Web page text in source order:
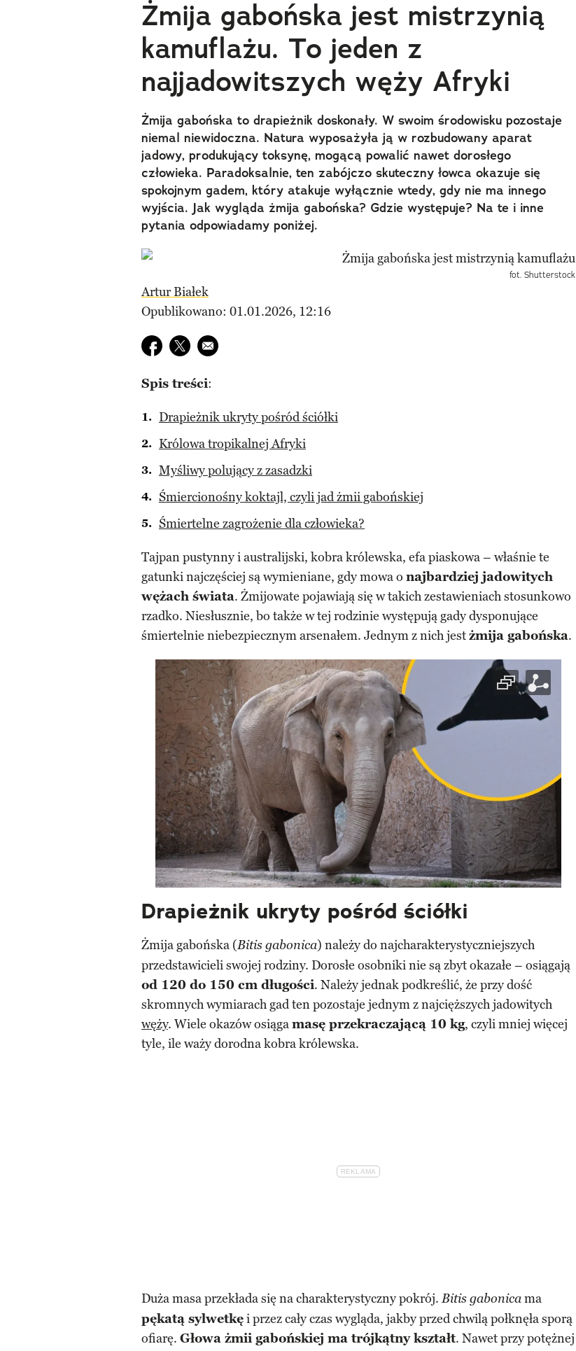
Żmija gabońska jest mistrzynią
kamuflażu. To jeden z
najjadowitszych węży Afryki
Żmija gabońska to drapieżnik doskonały. W swoim środowisku pozostaje
niemal niewidoczna. Natura wyposażyła ją w rozbudowany aparat
jadowy, produkujący toksynę, mogącą powalić nawet dorosłego
człowieka. Paradoksalnie, ten zabójczo skuteczny łowca okazuje się
spokojnym gadem, który atakuje wyłącznie wtedy, gdy nie ma innego
wyjścia. Jak wygląda żmija gabońska? Gdzie występuje? Na te i inne
pytania odpowiadamy poniżej.
fot. Shutterstock
Artur Białek
Opublikowano: 01.01.2026, 12:16
Udostępnij na facebook
Udostępnij na twitter
E-mail do przyjaciela
Spis treści:
Drapieżnik ukryty pośród ściółki
Królowa tropikalnej Afryki
Myśliwy polujący z zasadzki
Śmiercionośny koktajl, czyli jad żmii gabońskiej
Śmiertelne zagrożenie dla człowieka?
Tajpan pustynny i australijski, kobra królewska, efa piaskowa – właśnie te
gatunki najczęściej są wymieniane, gdy mowa o najbardziej jadowitych
wężach świata. Żmijowate pojawiają się w takich zestawieniach stosunkowo
rzadko. Niesłusznie, bo także w tej rodzinie występują gady dysponujące
śmiertelnie niebezpiecznym arsenałem. Jednym z nich jestżmija gabońska.
Drapieżnik ukryty pośród ściółki
Żmija gabońska (Bitis gabonica) należy do najcharakterystyczniejszych
przedstawicieli swojej rodziny. Dorosłe osobniki nie są zbyt okazałe – osiągają
od 120 do 150 cm długości. Należy jednak podkreślić, że przy dość
skromnych wymiarach gad ten pozostaje jednym z najcięższych jadowitych
węży. Wiele okazów osiągamasę przekraczającą 10 kg, czyli mniej więcej
tyle, ile waży dorodna kobra królewska.
Duża masa przekłada się na charakterystyczny pokrój.Bitis gabonicama
pękatą sylwetkęi przez cały czas wygląda, jakby przed chwilą połknęła sporą
ofiarę. Głowa żmii gabońskiej ma trójkątny kształt. Nawet przy potężnej